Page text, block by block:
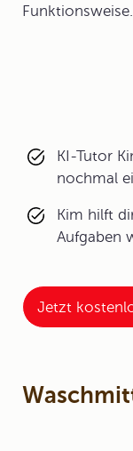
Funktionsweise.
KI-Tutor
nochmal
Kim hilft
Aufgaben
Jetzt